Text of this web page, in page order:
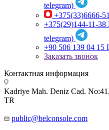
telegram)
+375(33)6666-
+375(29)144-11-38
telegram)
+90 506 139 04 15
Заказать звонок
Контактная информация
Kadriye Mah. Deniz Cad.
TR
public@belconsole.com